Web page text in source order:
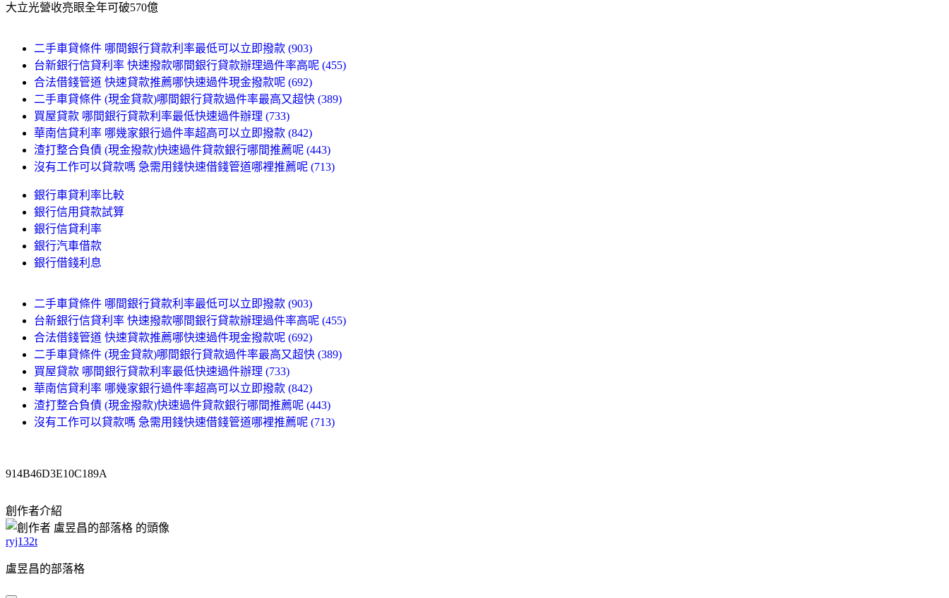
大立光營收亮眼全年可破570億
二手車貸條件 哪間銀行貸款利率最低可以立即撥款 (903)
台新銀行信貸利率 快速撥款哪間銀行貸款辦理過件率高呢 (455)
合法借錢管道 快速貸款推薦哪快速過件現金撥款呢 (692)
二手車貸條件 (現金貸款)哪間銀行貸款過件率最高又超快 (389)
買屋貸款 哪間銀行貸款利率最低快速過件辦理 (733)
華南信貸利率 哪幾家銀行過件率超高可以立即撥款 (842)
渣打整合負債 (現金撥款)快速過件貸款銀行哪間推薦呢 (443)
沒有工作可以貸款嗎 急需用錢快速借錢管道哪裡推薦呢 (713)
銀行車貸利率比較
銀行信用貸款試算
銀行信貸利率
銀行汽車借款
銀行借錢利息
二手車貸條件 哪間銀行貸款利率最低可以立即撥款 (903)
台新銀行信貸利率 快速撥款哪間銀行貸款辦理過件率高呢 (455)
合法借錢管道 快速貸款推薦哪快速過件現金撥款呢 (692)
二手車貸條件 (現金貸款)哪間銀行貸款過件率最高又超快 (389)
買屋貸款 哪間銀行貸款利率最低快速過件辦理 (733)
華南信貸利率 哪幾家銀行過件率超高可以立即撥款 (842)
渣打整合負債 (現金撥款)快速過件貸款銀行哪間推薦呢 (443)
沒有工作可以貸款嗎 急需用錢快速借錢管道哪裡推薦呢 (713)
914B46D3E10C189A
創作者介紹
ryj132t
盧昱昌的部落格